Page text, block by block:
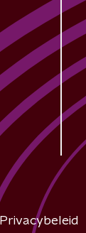
Privacybeleid